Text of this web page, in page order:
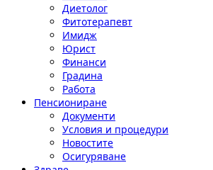
Диетолог
Фитотерапевт
Имидж
Юрист
Финанси
Градина
Работа
Пенсиониране
Документи
Условия и процедури
Новостите
Осигуряване